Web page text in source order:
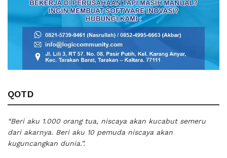
QOTD
“Beri aku 1.000 orang tua, niscaya akan kucabut semeru
dari akarnya. Beri aku 10 pemuda niscaya akan
kuguncangkan dunia.”.